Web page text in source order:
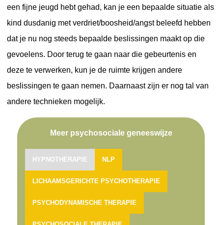
een fijne jeugd hebt gehad, kan je een bepaalde situatie als
kind dusdanig met verdriet/boosheid/angst beleefd hebben
dat je nu nog steeds bepaalde beslissingen maakt op die
gevoelens. Door terug te gaan naar die gebeurtenis en
deze te verwerken, kun je de ruimte krijgen andere
beslissingen te gaan nemen. Daarnaast zijn er nog tal van
andere technieken mogelijk.
Meer psychosociale geneeswijze
HYPNOTHERAPIE NLP
LICHAAMSGERICHTE PSYCHOTHERAPIE
PSYCHODYNAMISCHE THERAPIE